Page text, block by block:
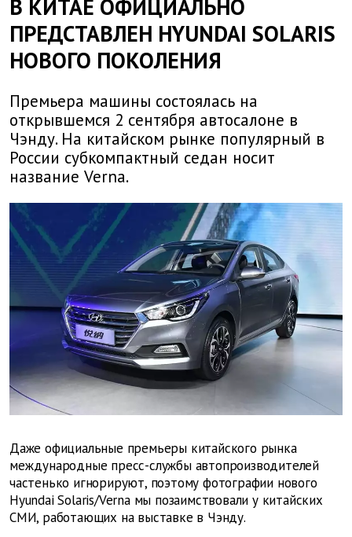
В КИТАЕ ОФИЦИАЛЬНО
ПРЕДСТАВЛЕН HYUNDAI SOLARIS
НОВОГО ПОКОЛЕНИЯ
Премьера машины состоялась на
открывшемся 2 сентября автосалоне в
Чэнду. На китайском рынке популярный в
России субкомпактный седан носит
название Verna.
Даже официальные премьеры китайского рынка
международные пресс-службы автопроизводителей
частенько игнорируют, поэтому фотографии нового
Hyundai Solaris/Verna мы позаимствовали у китайских
СМИ, работающих на выставке в Чэнду.